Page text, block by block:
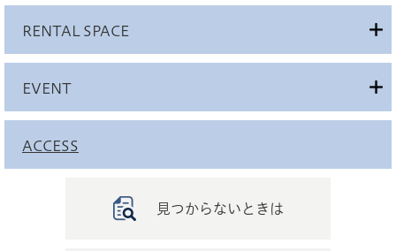
RENTAL SPACE
EVENT
ACCESS
見つからないときは